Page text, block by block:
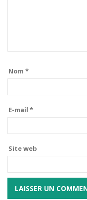
Nom *
E-mail *
Site web